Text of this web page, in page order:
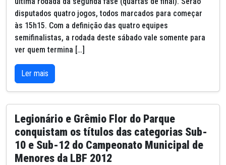
disputados quatro jogos, todos marcados para começar
às 15h15. Com a definição das quatro equipes
semifinalistas, a rodada deste sábado vale somente para
ver quem termina […]
Ler mais
Legionário e Grêmio Flor do Parque
conquistam os títulos das categorias Sub-
10 e Sub-12 do Campeonato Municipal de
Menores da LBF 2012